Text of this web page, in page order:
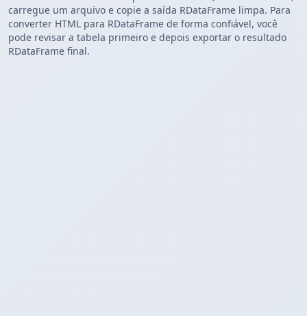
carregue um arquivo e copie a saída RDataFrame limpa. Para
converter HTML para RDataFrame de forma confiável, você
pode revisar a tabela primeiro e depois exportar o resultado
RDataFrame final.